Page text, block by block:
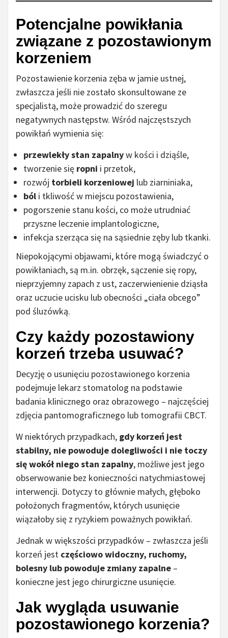
Potencjalne powikłania
związane z pozostawionym
korzeniem
Pozostawienie korzenia zęba w jamie ustnej,
zwłaszcza jeśli nie zostało skonsultowane ze
specjalistą, może prowadzić do szeregu
negatywnych następstw. Wśród najczęstszych
powikłań wymienia się:
przewlekły stan zapalnyw kości i dziąśle,
tworzenie się ropni i przetok,
rozwój torbieli korzeniowej lub ziarniniaka,
ból i tkliwość w miejscu pozostawienia,
pogorszenie stanu kości, co może utrudniać
przyszne leczenie implantologiczne,
infekcja szerząca się na sąsiednie zęby lub tkanki.
Niepokojącymi objawami, które mogą świadczyć o
powikłaniach, są m.in. obrzęk, sączenie się ropy,
nieprzyjemny zapach z ust, zaczerwienienie dziąsła
oraz uczucie ucisku lub obecności „ciała obcego”
pod śluzówką.
Czy każdy pozostawiony
korzeń trzeba usuwać?
Decyzję o usunięciu pozostawionego korzenia
podejmuje lekarz stomatolog na podstawie
badania klinicznego oraz obrazowego – najczęściej
zdjęcia pantomograficznego lub tomografii CBCT.
W niektórych przypadkach, gdy korzeń jest
stabilny, nie powoduje dolegliwości i nie toczy
się wokół niego stan zapalny, możliwe jest jego
obserwowanie bez konieczności natychmiastowej
interwencji. Dotyczy to głównie małych, głęboko
położonych fragmentów, których usunięcie
wiązałoby się z ryzykiem poważnych powikłań.
Jednak w większości przypadków – zwłaszcza jeśli
korzeń jest częściowo widoczny, ruchomy,
bolesny lub powoduje zmiany zapalne –
konieczne jest jego chirurgiczne usunięcie.
Jak wygląda usuwanie
pozostawionego korzenia?